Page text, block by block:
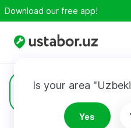
Download our free app!
Is your area
Yes
Doors